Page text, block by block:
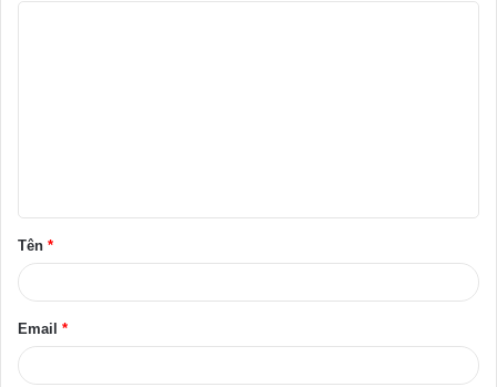
ậ
n
Tên *
Email *